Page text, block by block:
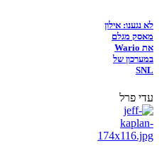
לא נגענו: אילון
מאסק מגלם
את Wario
במערכון של
SNL
עדי פרל